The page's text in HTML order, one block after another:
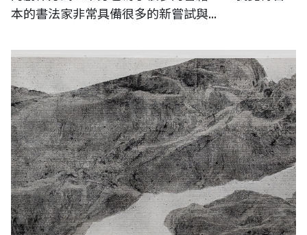
本的書法家非常具備很多的新嘗試與...
2025 台灣日本藝術家交流展：《日本東京八壁展》